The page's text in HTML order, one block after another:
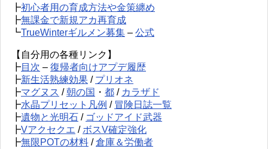
┣初心者用の育成方法や金策纏め
┣無課金で新規アカ再育成
┗TrueWinterギルメン募集 – 公式
【自分用の各種リンク】
┣目次 – 復帰者向けアプデ履歴
┣新生活熟練効果 / プリオネ
┣マグヌス /朝の国 ・ 都 / カラザド
┣水晶プリセット凡例 / 冒険日誌一覧
┣遺物と光明石 / ゴッドアイド武器
┣Vアクセクエ / ボスV確定強化
┣無限POTの材料 /倉庫＆労働者